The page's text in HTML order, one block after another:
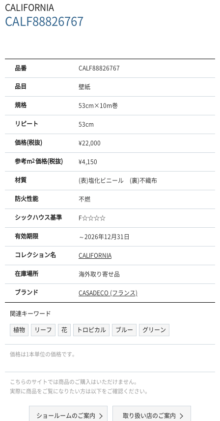
CALIFORNIA
CALF88826767
品番 CALF88826767
品目 壁紙
規格 53cm×10m巻
リピート 53cm
価格(税抜) ¥22,000
参考m2価格(税抜) ¥4,150
材質 (表)塩化ビニール (裏)不織布
防火性能 不燃
シックハウス基準 F☆☆☆☆
有効期限 ～2026年12月31日
コレクション名 CALIFORNIA
在庫場所 海外取り寄せ品
ブランド CASADECO (フランス)
関連キーワード
植物
リーフ 花 トロピカル ブルー グリーン
価格は1本単位の価格です｡
こちらのサイトでは商品のご購入はいただけません。
実際に商品をご覧になりたい方は以下をご確認ください。
ショールームのご案内 取り扱い店のご案内